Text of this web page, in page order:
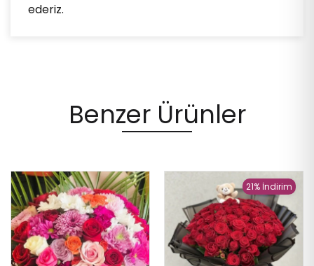
ederiz.
Benzer Ürünler
21% İndirim